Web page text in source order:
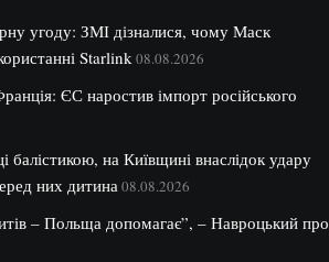
угоду: ЗМІ дізналися, чому Маск
Starlink08.08.2026
ЄС наростив імпорт російського
балістикою, на Київщині внаслідок удару
них дитина08.08.2026
– Польща допомагає”, – Навроцький про